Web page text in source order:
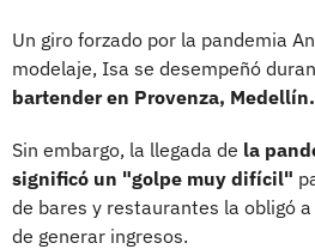
Un giro forzado por la pandemia
modelaje, Isa se desempeñó
bartender en Provenza, Medellín.
Sin embargo, la llegada de la
significó un "golpe muy difícil"
de bares y restaurantes la obligó
de generar ingresos.